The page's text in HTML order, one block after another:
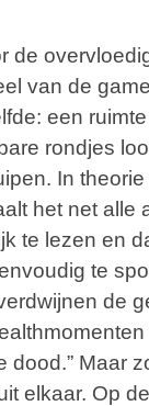
de
van de
een
rondjes
In
het net alle
te lezen en
te
de
dood.” Maar
elkaar. Op